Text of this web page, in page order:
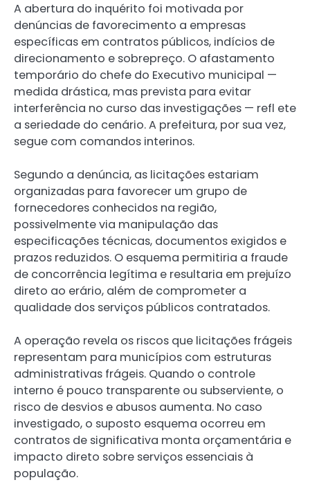
A abertura do inquérito foi motivada por
denúncias de favorecimento a empresas
específicas em contratos públicos, indícios de
direcionamento e sobrepreço. O afastamento
temporário do chefe do Executivo municipal —
medida drástica, mas prevista para evitar
interferência no curso das investigações — refl ete
a seriedade do cenário. A prefeitura, por sua vez,
segue com comandos interinos.
Segundo a denúncia, as licitações estariam
organizadas para favorecer um grupo de
fornecedores conhecidos na região,
possivelmente via manipulação das
especificações técnicas, documentos exigidos e
prazos reduzidos. O esquema permitiria a fraude
de concorrência legítima e resultaria em prejuízo
direto ao erário, além de comprometer a
qualidade dos serviços públicos contratados.
A operação revela os riscos que licitações frágeis
representam para municípios com estruturas
administrativas frágeis. Quando o controle
interno é pouco transparente ou subserviente, o
risco de desvios e abusos aumenta. No caso
investigado, o suposto esquema ocorreu em
contratos de significativa monta orçamentária e
impacto direto sobre serviços essenciais à
população.